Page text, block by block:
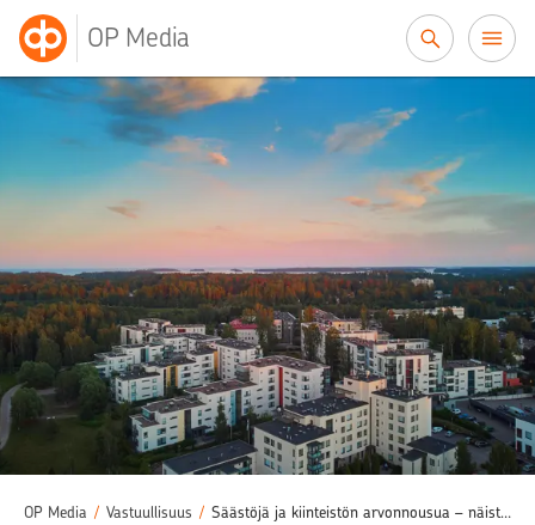
OP Media
OP Media / Vastuullisuus / Säästöjä ja kiinteistön arvonnousua – näistä syistä vastuullisuus kannattaa taloyhtiöissä